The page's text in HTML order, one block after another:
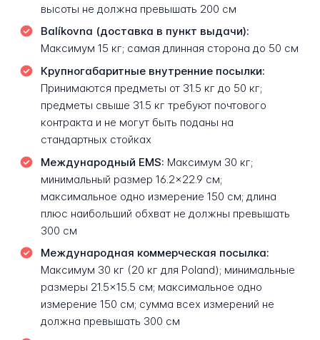
высоты не должна превышать 200 см
Balíkovna (доставка в пункт выдачи):
Максимум 15 кг; самая длинная сторона до 50 см
Крупногабаритные внутренние посылки:
Принимаются предметы от 31.5 кг до 50 кг;
предметы свыше 31.5 кг требуют почтового
контракта и не могут быть поданы на
стандартных стойках
Международный EMS: Максимум 30 кг;
минимальный размер 16.2×22.9 см;
максимальное одно измерение 150 см; длина
плюс наибольший обхват не должны превышать
300 см
Международная коммерческая посылка:
Максимум 30 кг (20 кг для Poland); минимальные
размеры 21.5×15.5 см; максимальное одно
измерение 150 см; сумма всех измерений не
должна превышать 300 см